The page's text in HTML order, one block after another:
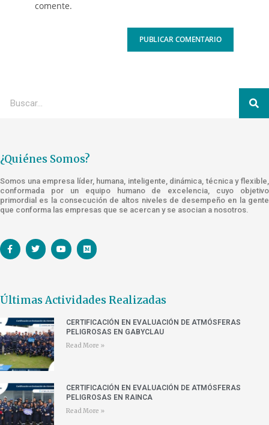
comente.
¿Quiénes Somos?
Somos una empresa líder, humana, inteligente, dinámica, técnica y flexible,
conformada por un equipo humano de excelencia, cuyo objetivo
primordial es la consecución de altos niveles de desempeño en la gente
que conforma las empresas que se acercan y se asocian a nosotros.
Últimas Actividades Realizadas
CERTIFICACIÓN EN EVALUACIÓN DE ATMÓSFERAS
PELIGROSAS EN GABYCLAU
Read More »
CERTIFICACIÓN EN EVALUACIÓN DE ATMÓSFERAS
PELIGROSAS EN RAINCA
Read More »